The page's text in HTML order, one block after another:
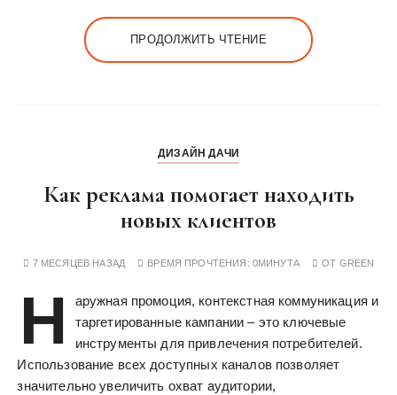
ПРОДОЛЖИТЬ ЧТЕНИЕ
ДИЗАЙН ДАЧИ
Как реклама помогает находить
новых клиентов
7 МЕСЯЦЕВ НАЗАД ВРЕМЯ ПРОЧТЕНИЯ: 0МИНУТА ОТ GREEN
Н
аружная промоция, контекстная коммуникация и
таргетированные кампании – это ключевые
инструменты для привлечения потребителей.
Использование всех доступных каналов позволяет
значительно увеличить охват аудитории,